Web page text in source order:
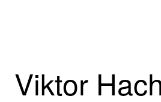
Viktor